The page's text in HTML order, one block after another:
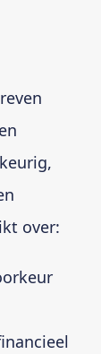
over: